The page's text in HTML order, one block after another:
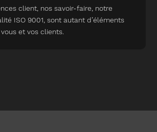
client, nos savoir-faire, notre
ISO 9001, sont autant d’éléments
et vos clients.